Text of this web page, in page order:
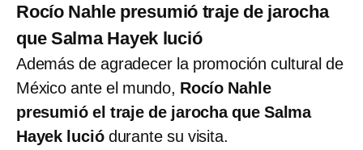
Rocío Nahle presumió traje de jarocha
que Salma Hayek lució
Además de agradecer la promoción cultural de
México ante el mundo, Rocío Nahle
presumió el traje de jarocha que Salma
Hayek luciódurante su visita.